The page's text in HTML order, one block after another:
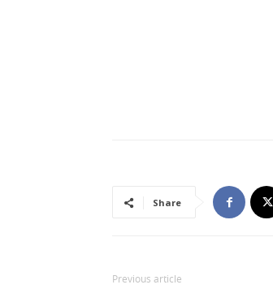
Share
Previous article